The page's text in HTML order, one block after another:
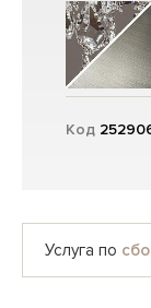
Код
Услуга по